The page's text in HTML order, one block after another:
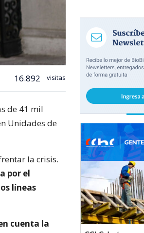
16.892 visitas
de 41 mil
Unidades de
la crisis.
por el
líneas
cuenta la